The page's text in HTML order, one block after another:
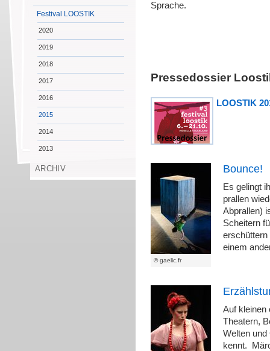
Festival LOOSTIK
2020
2019
2018
2017
2016
2015
2014
2013
ARCHIV
Sprache.
Pressedossier
LOOSTIK
© gaelic.fr
Bounce!
Es gelingt
prallen
Abprallen)
Scheitern
erschüttern
einem
Auf kleinen
Theatern,
Welten
kennt.